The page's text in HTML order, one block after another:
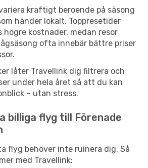
kraftigt beroende på säsong
händer lokalt. Toppresetider
kostnader, medan resor
ofta innebär bättre priser
låter Travellink dig filtrera och
under hela året så att du kan
– utan stress.
billiga flyg till Förenade
flyg behöver inte ruinera dig. Så
med Travellink: